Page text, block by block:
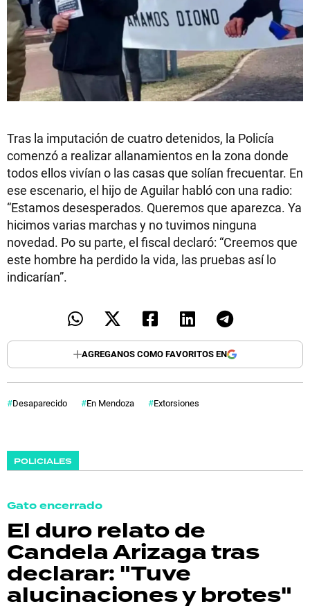
Tras la imputación de cuatro detenidos, la Policía
comenzó a realizar allanamientos en la zona donde
todos ellos vivían o las casas que solían frecuentar. En
ese escenario, el hijo de Aguilar habló con una radio:
“Estamos desesperados. Queremos que aparezca. Ya
hicimos varias marchas y no tuvimos ninguna
novedad. Po su parte, el fiscal declaró: “Creemos que
este hombre ha perdido la vida, las pruebas así lo
indicarían”.
AGREGANOS COMO FAVORITOS EN
Desaparecido En Mendoza Extorsiones
POLICIALES
Gato encerrado
El duro relato de
Candela Arizaga tras
declarar: "Tuve
alucinaciones y brotes"